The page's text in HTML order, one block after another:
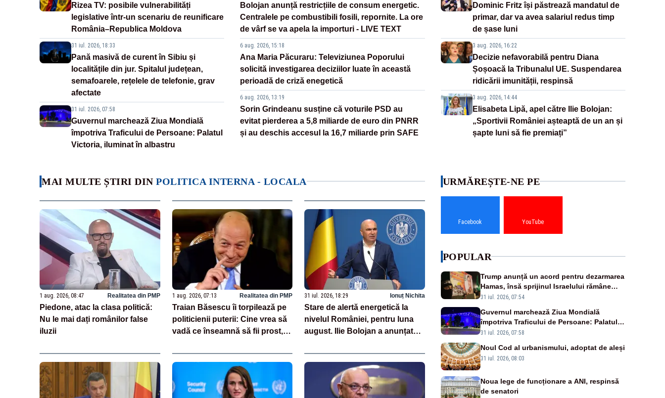
Rizea TV: posibile vulnerabilități
legislative într-un scenariu de reunificare
România–Republica Moldova
31 iul. 2026, 18:33
Pană masivă de curent în Sibiu și
localitățile din jur. Spitalul județean,
semafoarele, rețelele de telefonie, grav
afectate
31 iul. 2026, 07:58
Guvernul marchează Ziua Mondială
împotriva Traficului de Persoane: Palatul
Victoria, iluminat în albastru
Bolojan anunță restricțiile de consum energetic.
Centralele pe combustibili fosili, repornite. La ore
de vârf se va apela la importuri - LIVE TEXT
6 aug. 2026, 15:18
Ana Maria Păcuraru: Televiziunea Poporului
solicită investigarea deciziilor luate în această
perioadă de criză enegetică
6 aug. 2026, 13:19
Sorin Grindeanu susține că voturile PSD au
evitat pierderea a 5,8 miliarde de euro din PNRR
și au deschis accesul la 16,7 miliarde prin SAFE
Dominic Fritz își păstrează mandatul de
primar, dar va avea salariul redus timp
de șase luni
3 aug. 2026, 16:22
Decizie nefavorabilă pentru Diana
Șoșoacă la Tribunalul UE. Suspendarea
ridicării imunității, respinsă
3 aug. 2026, 14:44
Elisabeta Lipă, apel către Ilie Bolojan:
„Sportivii României așteaptă de un an și
șapte luni să fie premiați”
MAI MULTE ȘTIRI DIN POLITICA INTERNA - LOCALA
1 aug. 2026, 08:47 Realitatea din PMP
Piedone, atac la clasa politică:
Nu le mai dați românilor false
iluzii
1 aug. 2026, 07:13 Realitatea din PMP
Traian Băsescu îi torpilează pe
politicienii puterii: Cine vrea să
vadă ce înseamnă să fii prost,
31 iul. 2026, 18:29 Ionuț Nichita
Stare de alertă energetică la
nivelul României, pentru luna
august. Ilie Bolojan a anunțat
VIDEO
URMĂREȘTE-NE PE
Facebook YouTube
POPULAR
Trump anunță un acord pentru dezarmarea
Hamas, însă sprijinul Israelului rămâne
incert
31 iul. 2026, 07:54
Guvernul marchează Ziua Mondială
împotriva Traficului de Persoane: Palatul
Victoria, iluminat în albastru
31 iul. 2026, 07:58
Noul Cod al urbanismului, adoptat de aleși
31 iul. 2026, 08:03
Noua lege de funcționare a ANI, respinsă
de senatori